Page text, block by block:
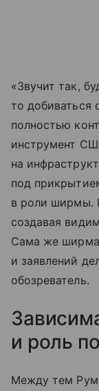
«Звучит так,
то добиваться
полностью
инструмент
на
под
в роли ширмы.
создавая
Сама же ширма
и заявлений
обозреватель.
и роль
Между тем